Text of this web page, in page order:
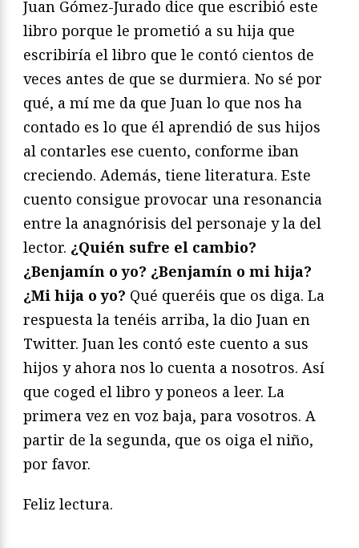
Juan Gómez-Jurado dice que escribió este
libro porque le prometió a su hija que
escribiría el libro que le contó cientos de
veces antes de que se durmiera. No sé por
qué, a mí me da que Juan lo que nos ha
contado es lo que él aprendió de sus hijos
al contarles ese cuento, conforme iban
creciendo. Además, tiene literatura. Este
cuento consigue provocar una resonancia
entre la anagnórisis del personaje y la del
lector. ¿Quién sufre el cambio?
¿Benjamín o yo? ¿Benjamín o mi hija?
¿Mi hija o yo? Qué queréis que os diga. La
respuesta la tenéis arriba, la dio Juan en
Twitter. Juan les contó este cuento a sus
hijos y ahora nos lo cuenta a nosotros. Así
que coged el libro y poneos a leer. La
primera vez en voz baja, para vosotros. A
partir de la segunda, que os oiga el niño,
por favor.
Feliz lectura.